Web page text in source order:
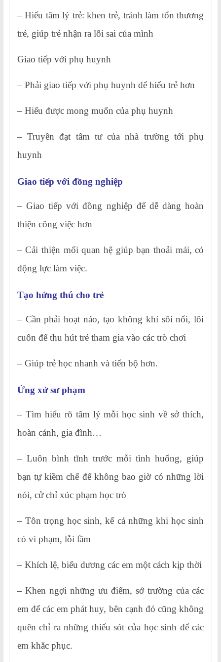
– Hiểu tâm lý trẻ: khen trẻ, tránh làm tổn thương
trẻ, giúp trẻ nhận ra lỗi sai của mình
Giao tiếp với phụ huynh
– Phải giao tiếp với phụ huynh để hiểu trẻ hơn
– Hiểu được mong muốn của phụ huynh
– Truyền đạt tâm tư của nhà trường tới phụ
huynh
Giao tiếp với đồng nghiệp
– Giao tiếp với đồng nghiệp để dễ dàng hoàn
thiện công việc hơn
– Cải thiện mối quan hệ giúp bạn thoải mái, có
động lực làm việc.
Tạo hứng thú cho trẻ
– Cần phải hoạt náo, tạo không khí sôi nổi, lôi
cuốn để thu hút trẻ tham gia vào các trò chơi
– Giúp trẻ học nhanh và tiến bộ hơn.
Ứng xử sư phạm
– Tìm hiểu rõ tâm lý mỗi học sinh về sở thích,
hoàn cảnh, gia đình…
– Luôn bình tĩnh trước mỗi tình huống, giúp
bạn tự kiềm chế để không bao giờ có những lời
nói, cử chỉ xúc phạm học trò
– Tôn trọng học sinh, kể cả những khi học sinh
có vi phạm, lỗi lầm
– Khích lệ, biểu dương các em một cách kịp thời
– Khen ngợi những ưu điểm, sở trường của các
em để các em phát huy, bên cạnh đó cũng không
quên chỉ ra những thiếu sót của học sinh để các
em khắc phục.